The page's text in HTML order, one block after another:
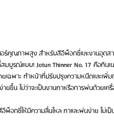
อร์คุณภาพสูง สำหรับสีอีพ็อกซี่และงานอุตส
บูรณ์แบบ! Jotun Thinner No. 17 คือทิน
ฉพาะ ทำหน้าที่ปรับปรุงความหนืดและเพิ่ม
ยขึ้น ไม่ว่าจะเป็นงานทาหรือการพ่นด้วยเ
พ็อกซี่ให้มีความลื่นไหล ทาและพ่นง่าย ไม่เ